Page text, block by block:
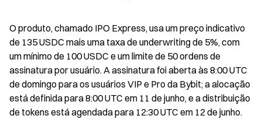
O produto, chamado IPO Express, usa um preço indicativo
de 135 USDC mais uma taxa de underwriting de 5%, com
um mínimo de 100 USDC e um limite de 50 ordens de
assinatura por usuário. A assinatura foi aberta às 8:00 UTC
de domingo para os usuários VIP e Pro da Bybit; a alocação
está definida para 8:00 UTC em 11 de junho, e a distribuição
de tokens está agendada para 12:30 UTC em 12 de junho.